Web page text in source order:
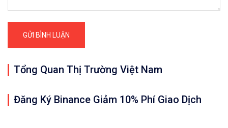
Tổng Quan Thị Trường Việt Nam
Đăng Ký Binance Giảm 10% Phí Giao Dịch